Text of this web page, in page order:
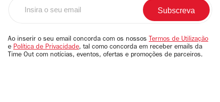
email
Ao inserir o seu email concorda com os nossos Termos de Utilização
e Política de Privacidade, tal como concorda em receber emails da
Time Out com notícias, eventos, ofertas e promoções de parceiros.